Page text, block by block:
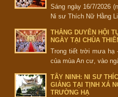
Sáng ngày 16/7/2026
Ni sư Thích Nữ Hằng
THẮNG DUYÊN HỘI
NGÀY TẠI CHÙA
Trong tiết trời mưa hạ
của mùa An cư, vào
TÂY NINH: NI SƯ
GIẢNG TẠI TỊNH XÁ
TRƯỜNG HẠ